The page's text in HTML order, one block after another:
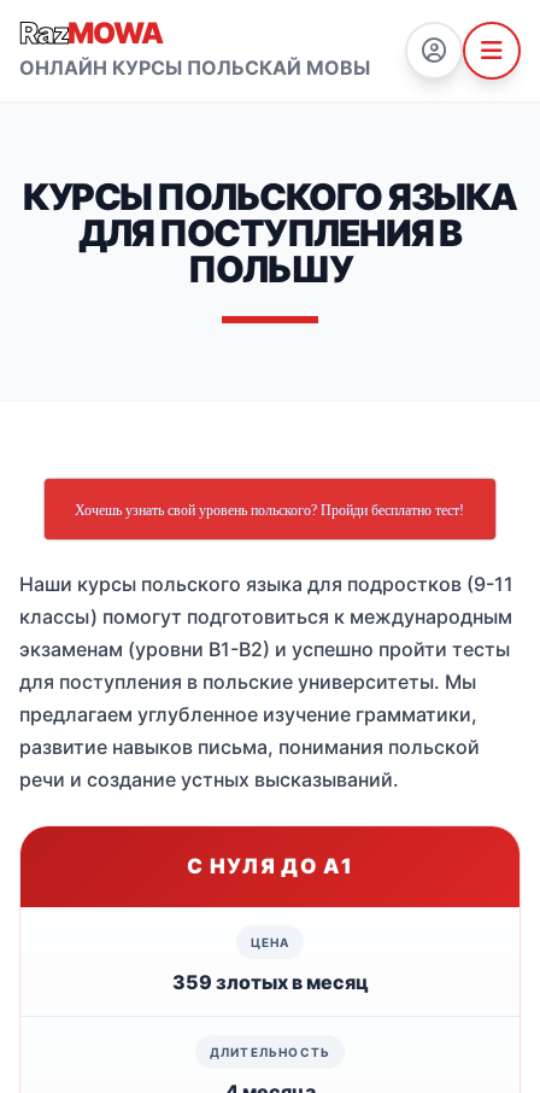
RazMOWA
ОНЛАЙН КУРСЫ ПОЛЬСКАЙ МОВЫ
КУРСЫ ПОЛЬСКОГО ЯЗЫКА
ДЛЯ ПОСТУПЛЕНИЯ В
ПОЛЬШУ
Хочешь узнать свой уровень польского? Пройди бесплатно тест!
Наши курсы польского языка для подростков (9-11
классы) помогут подготовиться к международным
экзаменам (уровни В1-В2) и успешно пройти тесты
для поступления в польские университеты. Мы
предлагаем углубленное изучение грамматики,
развитие навыков письма, понимания польской
речи и создание устных высказываний.
С НУЛЯ ДО А1
359 злотых в месяц